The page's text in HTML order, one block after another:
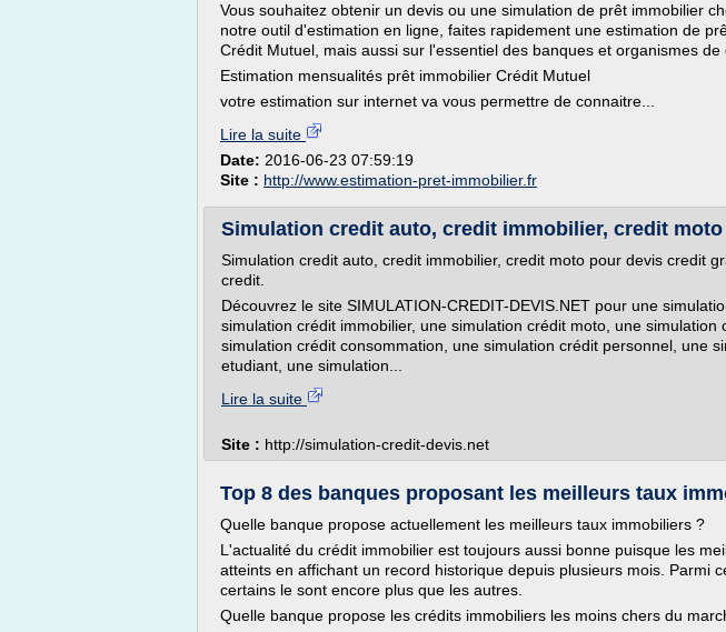
Vous souhaitez obtenir un devis ou une simulation de prêt immobilier
notre outil d'estimation en ligne, faites rapidement une estimation de
Crédit Mutuel, mais aussi sur l'essentiel des banques et organismes de
Estimation mensualités prêt immobilier Crédit Mutuel
votre estimation sur internet va vous permettre de connaitre...
Lire la suite
Date: 2016-06-23 07:59:19
Site : http://www.estimation-pret-immobilier.fr
Simulation credit auto, credit immobilier, credit moto
Simulation credit auto, credit immobilier, credit moto pour devis credit
credit.
Découvrez le site SIMULATION-CREDIT-DEVIS.NET pour une
simulation crédit immobilier, une simulation crédit moto, une simulation
simulation crédit consommation, une simulation crédit personnel, une
etudiant, une simulation...
Lire la suite
Site : http://simulation-credit-devis.net
Top 8 des banques proposant les meilleurs taux
Quelle banque propose actuellement les meilleurs taux immobiliers ?
L'actualité du crédit immobilier est toujours aussi bonne puisque les
atteints en affichant un record historique depuis plusieurs mois. Parmi
certains le sont encore plus que les autres.
Quelle banque propose les crédits immobiliers les moins chers du